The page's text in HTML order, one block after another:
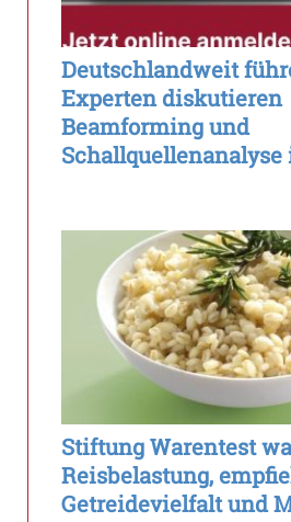
Deutschlandweit
Experten diskutieren
Beamforming und
Stiftung Warentest
Reisbelastung,
Getreidevielfalt und